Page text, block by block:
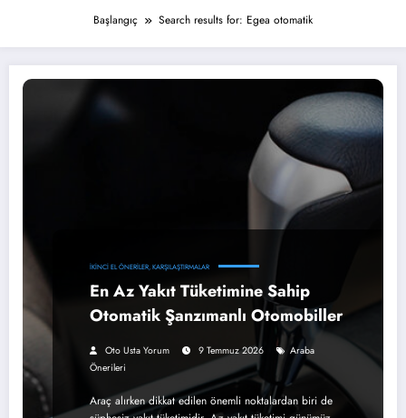
Başlangıç Search results for: Egea otomatik
İKINCI EL ÖNERILER, KARŞILAŞTIRMALAR
En Az Yakıt Tüketimine Sahip
Otomatik Şanzımanlı Otomobiller
Oto Usta Yorum 9 Temmuz 2026
Araba
Önerileri
Araç alırken dikkat edilen önemli noktalardan biri de